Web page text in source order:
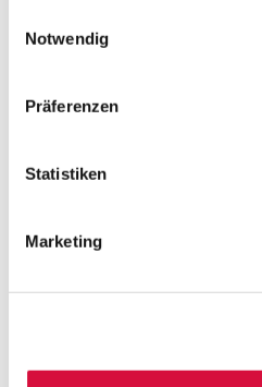
Cookies, wenn Sie unsere
Notwendig
Präferenzen
Statistiken
Marketing